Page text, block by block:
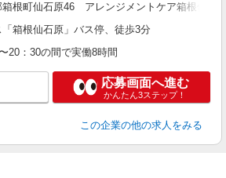
箱根町仙石原46 アレンジメントケア箱根仙石
箱根仙石原」バス停、徒歩3分
20：30の間で実働8時間
応募画面へ進む
かんたん3ステップ！
この企業の他の求人をみる